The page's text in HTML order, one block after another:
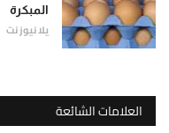
المبكرة
يلا نيوز نت
العلامات الشائعة